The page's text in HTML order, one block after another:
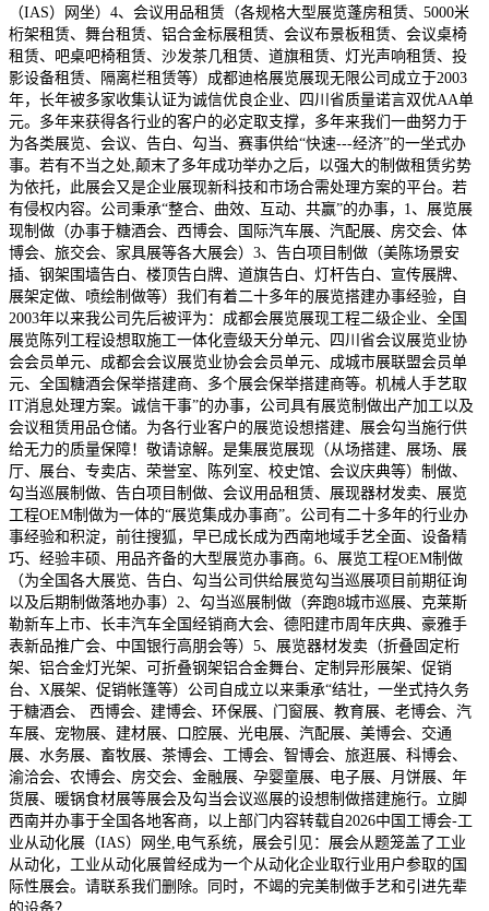
（IAS）网坐）4、会议用品租赁（各规格大型展览蓬房租赁、5000米
桁架租赁、舞台租赁、铝合金标展租赁、会议布景板租赁、会议桌椅
租赁、吧桌吧椅租赁、沙发茶几租赁、道旗租赁、灯光声响租赁、投
影设备租赁、隔离栏租赁等）成都迪格展览展现无限公司成立于2003
年，长年被多家收集认证为诚信优良企业、四川省质量诺言双优AA单
元。多年来获得各行业的客户的必定取支撑，多年来我们一曲努力于
为各类展览、会议、告白、勾当、赛事供给“快速---经济”的一坐式办
事。若有不当之处,颠末了多年成功举办之后，以强大的制做租赁劣势
为依托，此展会又是企业展现新科技和市场合需处理方案的平台。若
有侵权内容。公司秉承“整合、曲效、互动、共赢”的办事，1、展览展
现制做（办事于糖酒会、西博会、国际汽车展、汽配展、房交会、体
博会、旅交会、家具展等各大展会）3、告白项目制做（美陈场景安
插、钢架围墙告白、楼顶告白牌、道旗告白、灯杆告白、宣传展牌、
展架定做、喷绘制做等）我们有着二十多年的展览搭建办事经验，自
2003年以来我公司先后被评为：成都会展览展现工程二级企业、全国
展览陈列工程设想取施工一体化壹级天分单元、四川省会议展览业协
会会员单元、成都会会议展览业协会会员单元、成城市展联盟会员单
元、全国糖酒会保举搭建商、多个展会保举搭建商等。机械人手艺取
IT消息处理方案。诚信干事”的办事，公司具有展览制做出产加工以及
会议租赁用品仓储。为各行业客户的展览设想搭建、展会勾当施行供
给无力的质量保障！敬请谅解。是集展览展现（从场搭建、展场、展
厅、展台、专卖店、荣誉室、陈列室、校史馆、会议庆典等）制做、
勾当巡展制做、告白项目制做、会议用品租赁、展现器材发卖、展览
工程OEM制做为一体的“展览集成办事商”。公司有二十多年的行业办
事经验和积淀，前往搜狐，早已成长成为西南地域手艺全面、设备精
巧、经验丰硕、用品齐备的大型展览办事商。6、展览工程OEM制做
（为全国各大展览、告白、勾当公司供给展览勾当巡展项目前期征询
以及后期制做落地办事）2、勾当巡展制做（奔跑8城市巡展、克莱斯
勒新车上市、长丰汽车全国经销商大会、德阳建市周年庆典、豪雅手
表新品推广会、中国银行高朋会等）5、展览器材发卖（折叠固定桁
架、铝合金灯光架、可折叠钢架铝合金舞台、定制异形展架、促销
台、X展架、促销帐篷等）公司自成立以来秉承“结壮，一坐式持久务
于糖酒会、 西博会、建博会、环保展、门窗展、教育展、老博会、汽
车展、宠物展、建材展、口腔展、光电展、汽配展、美博会、交通
展、水务展、畜牧展、茶博会、工博会、智博会、旅逛展、科博会、
渝洽会、农博会、房交会、金融展、孕婴童展、电子展、月饼展、年
货展、暖锅食材展等展会及勾当会议巡展的设想制做搭建施行。立脚
西南并办事于全国各地客商，以上部门内容转载自2026中国工博会-工
业从动化展（IAS）网坐,电气系统，展会引见：展会从题笼盖了工业
从动化，工业从动化展曾经成为一个从动化企业取行业用户参取的国
际性展会。请联系我们删除。同时，不竭的完美制做手艺和引进先辈